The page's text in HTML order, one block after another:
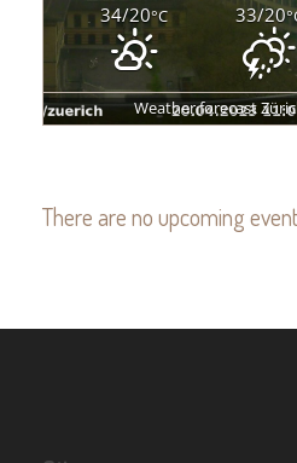
34/20°C 33/20
Weather forecast
There are no upcoming